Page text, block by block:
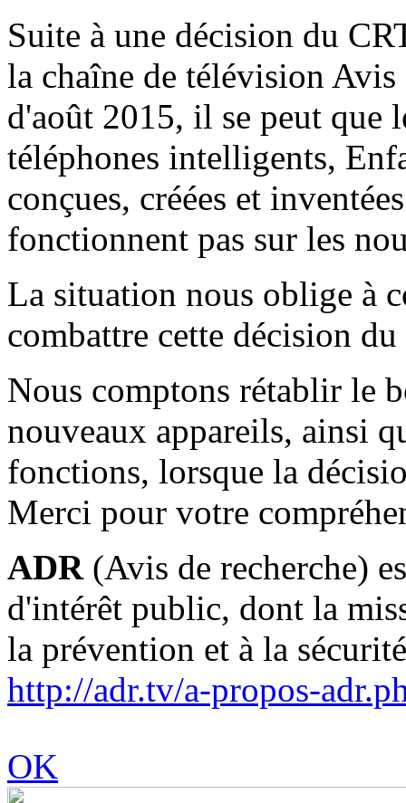
Suite à une décision du
la chaîne de télévision
d'août 2015, il se peut que
téléphones intelligents,
conçues, créées et
fonctionnent pas sur les
La situation nous oblige à
combattre cette décision
Nous comptons rétablir le
nouveaux appareils, ainsi
fonctions, lorsque la
Merci pour votre
ADR(Avis de recherche)
d'intérêt public, dont la
la prévention et à la
http://adr.tv/a-propos-
OK